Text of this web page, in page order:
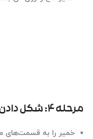
مرحله ۴: شکل دادن شیرینی موچی
خمیر را به قسمت‌های